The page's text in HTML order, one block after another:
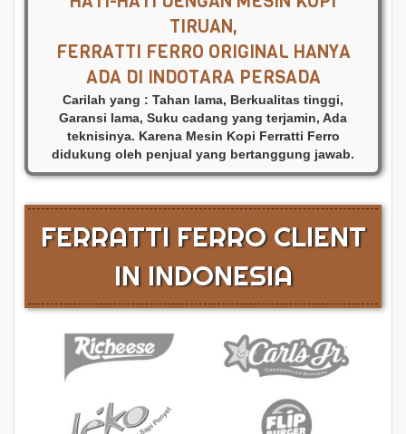
TIRUAN,
FERRATTI FERRO ORIGINAL HANYA
ADA DI INDOTARA PERSADA
Carilah yang : Tahan lama, Berkualitas tinggi,
Garansi lama, Suku cadang yang terjamin, Ada
teknisinya. Karena Mesin Kopi Ferratti Ferro
didukung oleh penjual yang bertanggung jawab.
FERRATTI FERRO CLIENT
IN INDONESIA